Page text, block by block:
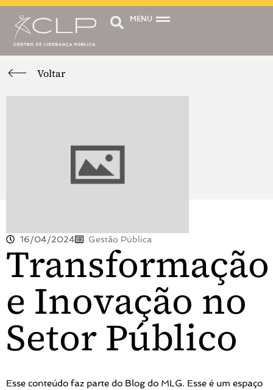
MENU
Voltar
16/04/2024 Gestão Pública
Transformação
e Inovação no
Setor Público
Esse conteúdo faz parte do Blog do MLG. Esse é um espaço